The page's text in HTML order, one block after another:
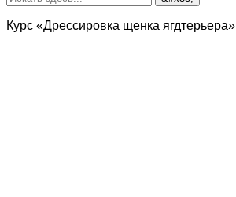
Курс «Дрессировка щенка ягдтерьера»